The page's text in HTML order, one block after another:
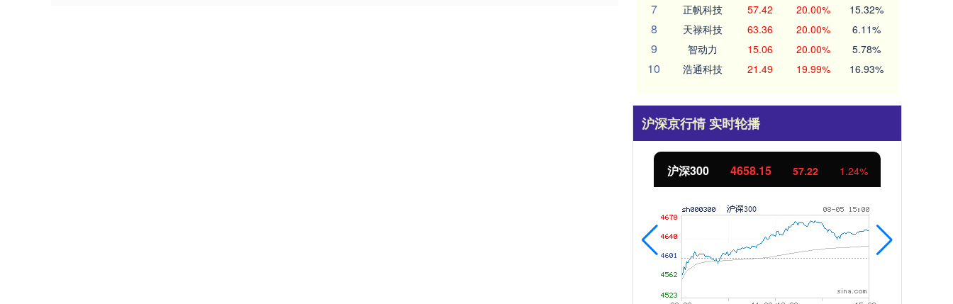
7 正帆科技 57.42 20.00% 15.32%
8 天禄科技 63.36 20.00% 6.11%
9 智动力 15.06 20.00% 5.78%
10 浩通科技 21.49 19.99% 16.93%
沪深京行情 实时轮播
北证50 1119.46 25.97 2.38%